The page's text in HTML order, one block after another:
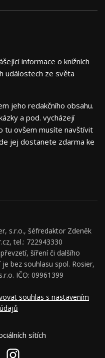
informace o knižních
událostech ze světa
jeho redakčního obsahu.
a pod. vycházejí
tu ovšem musíte navštívit
jej dostanete zdarma ke
s.r.o., šéfredaktor Zdeněk
tel.: 722943330
šíření či dalšího
bez souhlasu spol. Rosier,
IČO: 09961399
souhlas s nastavením
sítích